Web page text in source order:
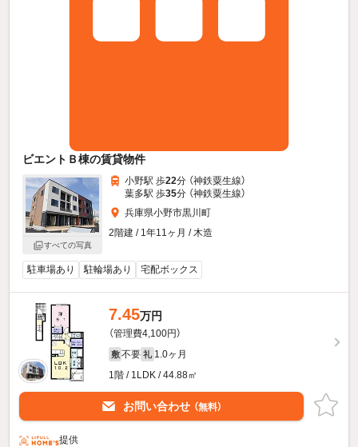
ビエントＢ棟の賃貸物件
すべての写真
小野駅 歩22分 （神鉄粟生線）
葉多駅 歩35分 （神鉄粟生線）
兵庫県小野市黒川町
2階建 / 1年11ヶ月 / 木造
駐車場あり 駐輪場あり 宅配ボックス
7.45万円
（管理費4,100円）
敷 不要 礼 1.0ヶ月
1階 / 1LDK / 44.88㎡
お問い合わせ （無料）
提供